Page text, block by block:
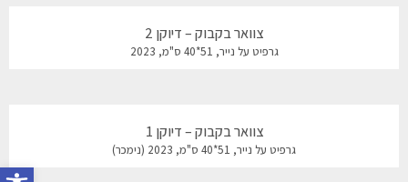
פתח
צוואר בקבוק – דיוקן 2
גרפיט על נייר, 51*40 ס"מ, 2023
צוואר בקבוק – דיוקן 1
גרפיט על נייר, 51*40 ס"מ, 2023 (נימכר)